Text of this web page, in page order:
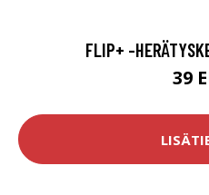
FLIP+ -
39